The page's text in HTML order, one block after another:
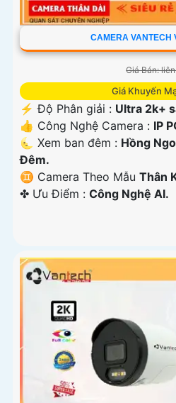
CAMERA VANTECH
Giá Bán:
Giá Khuyến
️⚡ Độ Phân giải : Ultra 2k+
👍 Công Nghệ Camera : IP
🌜 Xem ban đêm : Hồng
Đêm.
♊ Camera Theo Mẫu Thân
️✤ Ưu Điểm : Công Nghệ AI.